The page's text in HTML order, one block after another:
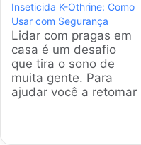
e Pulgas para
resolver esse drama.
A gente pesquisou a
fundo e selecionou os
modelos mais
vendidos e eficientes
para você não jogar
Inseticida K-Othrine: Como
Usar com Segurança
Lidar com pragas em
casa é um desafio
que tira o sono de
muita gente. Para
ajudar você a retomar